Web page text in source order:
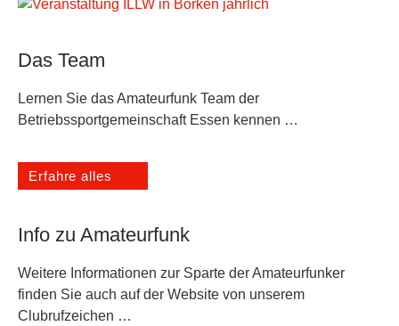
Das Team
Lernen Sie das Amateurfunk Team der
Betriebssportgemeinschaft Essen kennen …
Erfahre alles
Info zu Amateurfunk
Weitere Informationen zur Sparte der Amateurfunker
finden Sie auch auf der Website von unserem
Clubrufzeichen …